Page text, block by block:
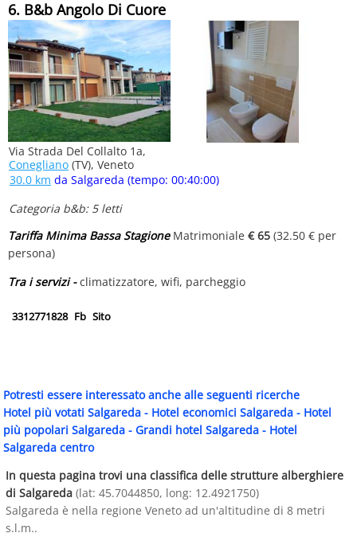
6. B&b Angolo Di Cuore
Via Strada Del Collalto 1a,
Conegliano (TV), Veneto
30.0 km da Salgareda (tempo: 00:40:00)
Categoria b&b: 5 letti
Tariffa Minima Bassa StagioneMatrimoniale € 65 (32.50 € per
persona)
Tra i servizi -climatizzatore, wifi, parcheggio
3312771828 Fb Sito
Potresti essere interessato anche alle seguenti ricerche
Hotel più votati Salgareda - Hotel economici Salgareda - Hotel
più popolari Salgareda - Grandi hotel Salgareda - Hotel
Salgareda centro
In questa pagina trovi una classifica delle strutture alberghiere
di Salgareda (lat: 45.7044850, long: 12.4921750)
Salgareda è nella regione Veneto ad un'altitudine di 8 metri
s.l.m..